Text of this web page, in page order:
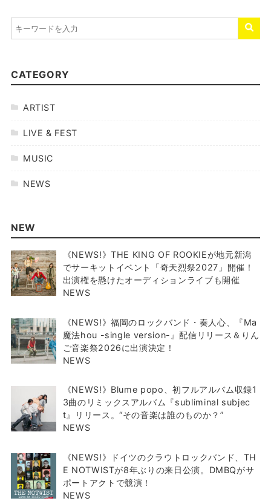
CATEGORY
ARTIST
LIVE & FEST
MUSIC
NEWS
NEW
《NEWS!》THE KING OF ROOKIEが地元新潟
でサーキットイベント「奇天烈祭2027」開催！
出演権を懸けたオーディションライブも開催
NEWS
《NEWS!》福岡のロックバンド・奏人心、『Ma
魔法hou -single version-』配信リリース＆りん
ご音楽祭2026に出演決定！
NEWS
《NEWS!》Blume popo、初フルアルバム収録1
3曲のリミックスアルバム『subliminal subjec
t』リリース。“その音楽は誰のものか？”
NEWS
《NEWS!》ドイツのクラウトロックバンド、TH
E NOTWISTが8年ぶりの来日公演。DMBQがサ
ポートアクトで競演！
NEWS